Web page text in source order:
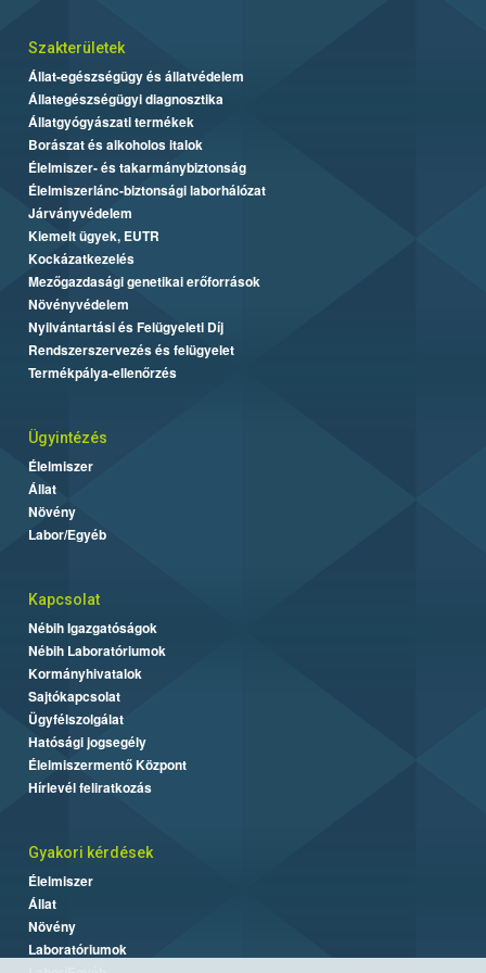
Szakterületek
Állat-egészségügy és állatvédelem
Állategészségügyi diagnosztika
Állatgyógyászati termékek
Borászat és alkoholos italok
Élelmiszer- és takarmánybiztonság
Élelmiszerlánc-biztonsági laborhálózat
Járványvédelem
Kiemelt ügyek, EUTR
Kockázatkezelés
Mezőgazdasági genetikai erőforrások
Növényvédelem
Nyilvántartási és Felügyeleti Díj
Rendszerszervezés és felügyelet
Termékpálya-ellenőrzés
Ügyintézés
Élelmiszer
Állat
Növény
Labor/Egyéb
Kapcsolat
Nébih Igazgatóságok
Nébih Laboratóriumok
Kormányhivatalok
Sajtókapcsolat
Ügyfélszolgálat
Hatósági jogsegély
Élelmiszermentő Központ
Hírlevél feliratkozás
Gyakori kérdések
Élelmiszer
Állat
Növény
Laboratóriumok